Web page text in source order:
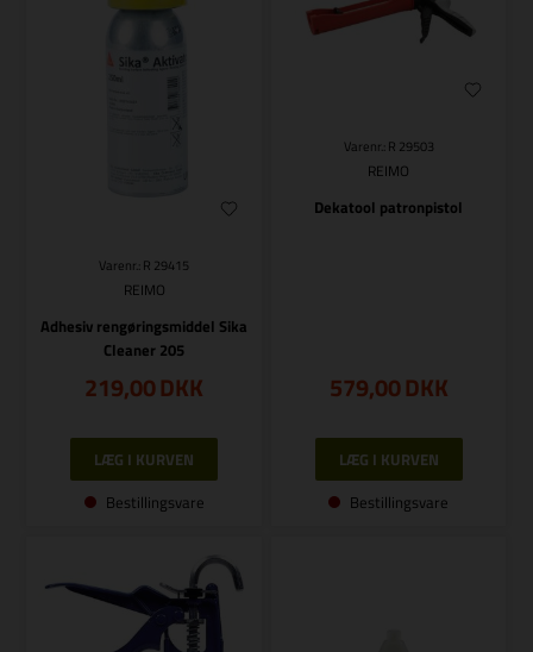
Varenr.: R 29415
REIMO
Adhesiv rengøringsmiddel Sika
Cleaner 205
219,00DKK
Bestillingsvare
Varenr.: R 29503
REIMO
Dekatool patronpistol
579,00DKK
Bestillingsvare